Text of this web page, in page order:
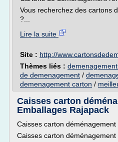
Vous recherchez des cartons
?...
Lire la suite
Site : http://
Thèmes liés :
de demenagement /
demenagement carton /
Caisses carton
Emballages Rajapack
Caisses carton déménagement
Caisses carton déménagement